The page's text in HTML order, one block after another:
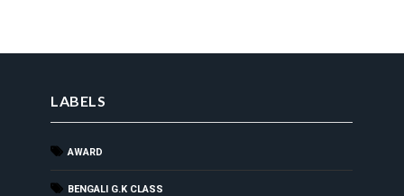
LABELS
AWARD
BENGALI G.K CLASS